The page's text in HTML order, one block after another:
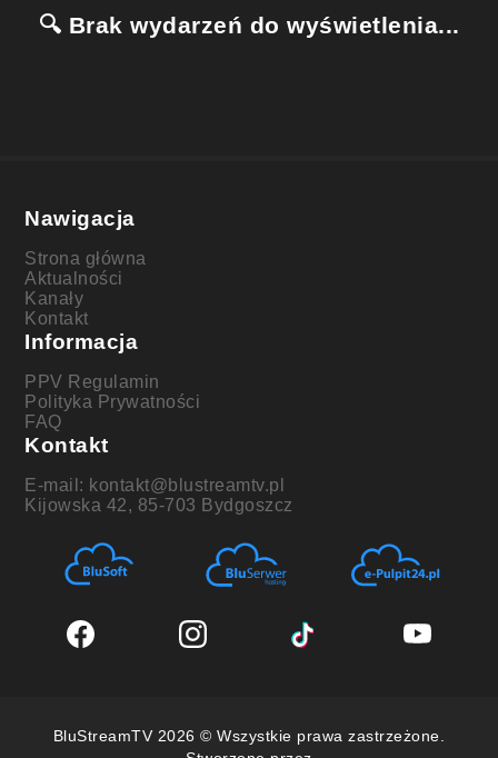
🔍 Brak wydarzeń do wyświetlenia...
Nawigacja
Strona główna
Aktualności
Kanały
Kontakt
Informacja
PPV Regulamin
Polityka Prywatności
FAQ
Kontakt
E-mail: kontakt@blustreamtv.pl
Kijowska 42, 85-703 Bydgoszcz
BluStreamTV 2026 © Wszystkie prawa zastrzeżone.